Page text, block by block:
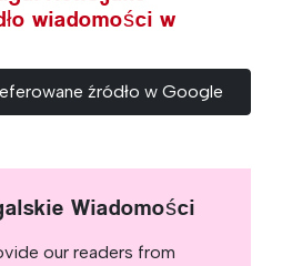
wiadomości w
źródło w Google
Wiadomości
our readers from